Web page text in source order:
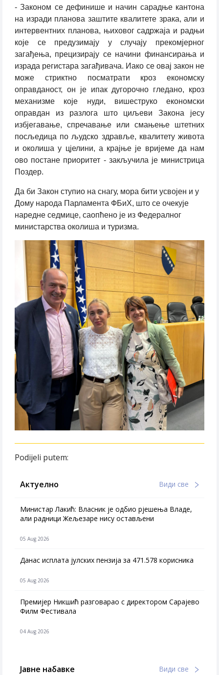
- Законом се дефинише и начин сарадње кантона
на изради планова заштите квалитете зрака, али и
интервентних планова, њиховог садржаја и радњи
које се предузимају у случају прекомјерног
загађења, прецизирају се начини финансирања и
израда регистара загађивача. Иако се овај закон не
може стриктно посматрати кроз економску
оправданост, он је ипак дугорочно гледано, кроз
механизме које нуди, вишеструко економски
оправдан из разлога што циљеви Закона јесу
избјегавање, спречавање или смањење штетних
посљедица по људско здравље, квалитету живота
и околиша у цјелини, а крајње је вријеме да нам
ово постане приоритет - закључила је министрица
Поздер.
Да би Закон ступио на снагу, мора бити усвојен и у
Дому народа Парламента ФБиХ, што се очекује
наредне седмице, саопћено је из Федералног
министарства околиша и туризма.
Podijeli putem:
Актуелно Види све
Министар Лакић: Власник је одбио рјешења Владе,
али радници Жељезаре нису остављени
05 Aug 2026
Данас исплата јулских пензија за 471.578 корисника
05 Aug 2026
Премијер Никшић разговарао с директором Сарајево
Филм Фестивала
04 Aug 2026
Јавне набавке Види све